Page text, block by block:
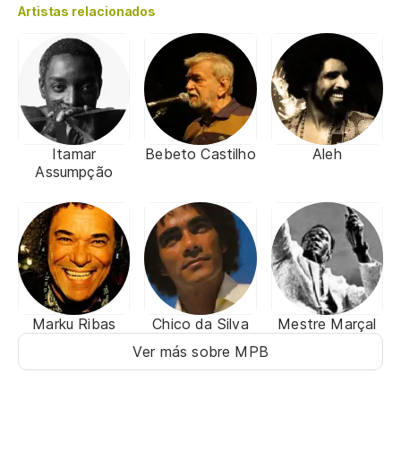
Artistas relacionados
Itamar
Assumpção
Bebeto Castilho Aleh
Marku Ribas Chico da Silva
Mestre Marçal
Ver más sobre MPB